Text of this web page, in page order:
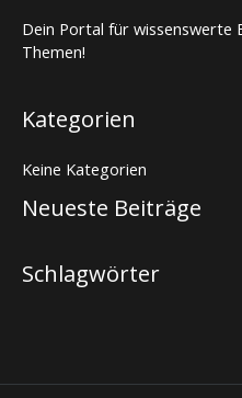
Dein Portal für wissenswerte
Themen!
Kategorien
Keine Kategorien
Neueste Beiträge
Schlagwörter